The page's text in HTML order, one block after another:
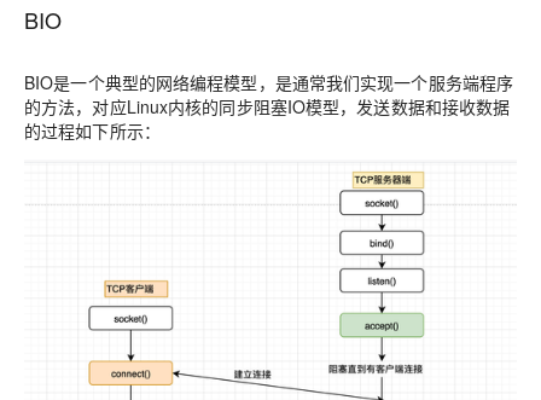
BIO
BIO是一个典型的网络编程模型，是通常我们实现一个服务端程序
的方法，对应Linux内核的同步阻塞IO模型，发送数据和接收数据
的过程如下所示：